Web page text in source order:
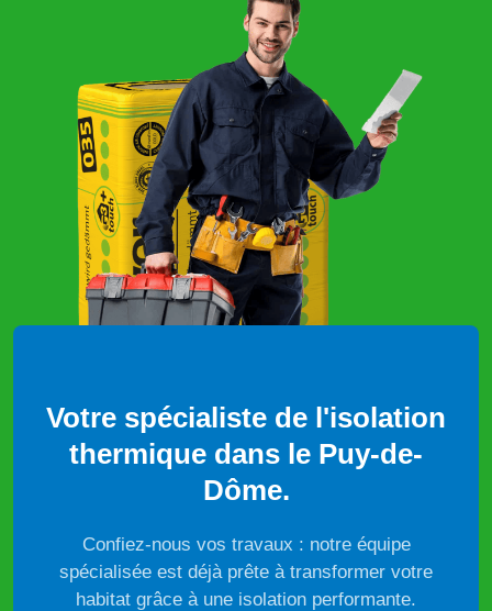
Votre spécialiste de l'isolation
thermique dans le Puy-de-
Dôme.
Confiez-nous vos travaux : notre équipe
spécialisée est déjà prête à transformer votre
habitat grâce à une isolation performante.